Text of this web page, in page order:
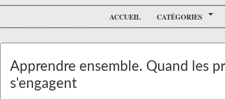
ACCUEIL CATÉGORIES
Apprendre ensemble. Quand les
s'engagent